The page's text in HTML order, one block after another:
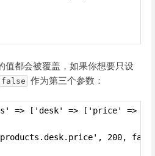
值都会被覆盖，如果你想要只设
false 作为第三个参数：
=> ['desk' => ['price' =>
200,